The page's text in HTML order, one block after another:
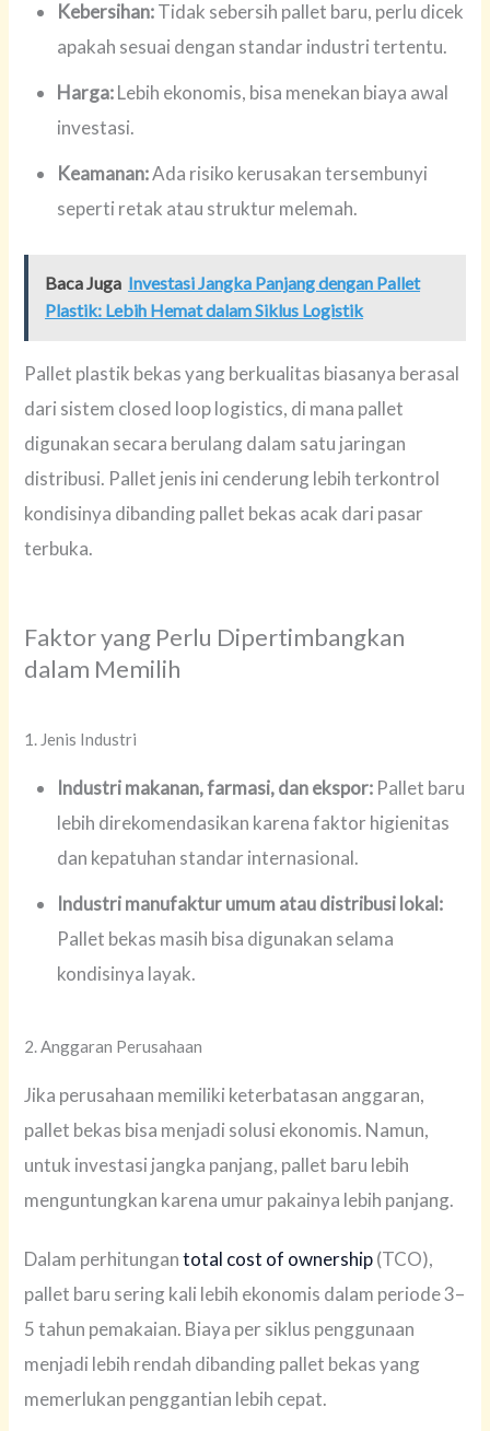
Kebersihan:Tidak sebersih pallet baru, perlu dicek
apakah sesuai dengan standar industri tertentu.
Harga:Lebih ekonomis, bisa menekan biaya awal
investasi.
Keamanan:Ada risiko kerusakan tersembunyi
seperti retak atau struktur melemah.
Baca Juga Investasi Jangka Panjang dengan Pallet
Plastik: Lebih Hemat dalam Siklus Logistik
Pallet plastik bekas yang berkualitas biasanya berasal
dari sistem closed loop logistics, di mana pallet
digunakan secara berulang dalam satu jaringan
distribusi. Pallet jenis ini cenderung lebih terkontrol
kondisinya dibanding pallet bekas acak dari pasar
terbuka.
Faktor yang Perlu Dipertimbangkan
dalam Memilih
1. Jenis Industri
Industri makanan, farmasi, dan ekspor: Pallet baru
lebih direkomendasikan karena faktor higienitas
dan kepatuhan standar internasional.
Industri manufaktur umum atau distribusi lokal:
Pallet bekas masih bisa digunakan selama
kondisinya layak.
2. Anggaran Perusahaan
Jika perusahaan memiliki keterbatasan anggaran,
pallet bekas bisa menjadi solusi ekonomis. Namun,
untuk investasi jangka panjang, pallet baru lebih
menguntungkan karena umur pakainya lebih panjang.
Dalam perhitungantotal cost of ownership(TCO),
pallet baru sering kali lebih ekonomis dalam periode 3–
5 tahun pemakaian. Biaya per siklus penggunaan
menjadi lebih rendah dibanding pallet bekas yang
memerlukan penggantian lebih cepat.